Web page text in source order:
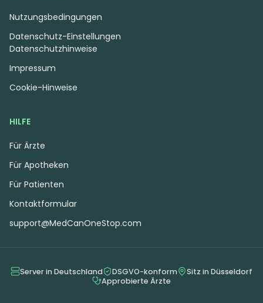
HILFE
Für Ärzte
Für Apotheken
Für Patienten
Kontaktformular
support@MedCanOneStop.com
Nutzungsbedingungen
Datenschutzhinweise
Impressum
Cookie-Hinweise
Datenschutz-Einstellungen
Server in Deutschland DSGVO-konform
Sitz in Düsseldorf
Approbierte Ärzte